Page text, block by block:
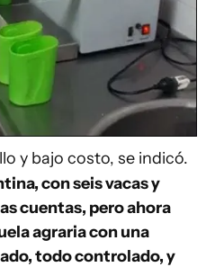
y bajo costo, se indicó.
con seis vacas y
cuentas, pero ahora
agraria con una
todo controlado, y